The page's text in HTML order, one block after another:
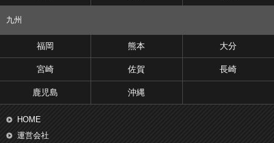
九州
福岡 熊本 大分
宮崎 佐賀 長崎
鹿児島 沖縄
HOME
運営会社